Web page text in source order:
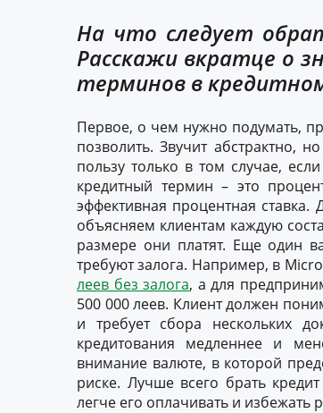
На что следует
Расскажи вкратце о
терминов в
Первое, о чем нужно подумать,
позволить. Звучит абстрактно,
пользу только в том случае,
кредитный термин – это
эффективная процентная
объясняем клиентам каждую
размере они платят. Еще один
требуют залога. Например, в
леев без залога, а для
500 000 леев. Клиент должен
и требует сбора нескольких
кредитования медленнее и
внимание валюте, в которой
риске. Лучше всего брать
легче его оплачивать и избежать